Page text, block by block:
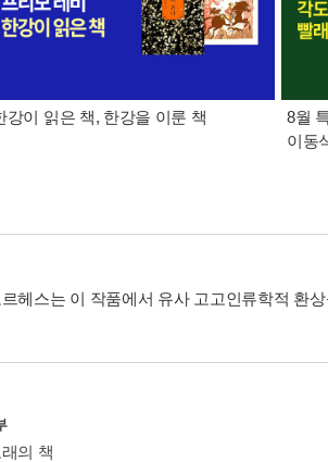
강이 읽은 책, 한강을 이룬 책
8월
이동
르헤스는 이 작품에서 유사 고고인류학적 환
래의 책